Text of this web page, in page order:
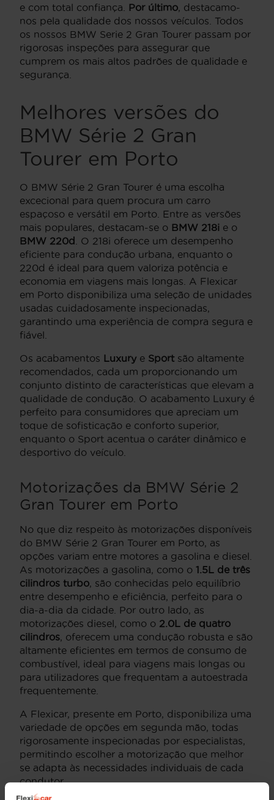
e com total confiança. Por último, destacamo-
nos pela qualidade dos nossos veículos. Todos
os nossos BMW Serie 2 Gran Tourer passam por
rigorosas inspeções para assegurar que
cumprem os mais altos padrões de qualidade e
segurança.
Melhores versões do
BMW Série 2 Gran
Tourer em Porto
O BMW Série 2 Gran Tourer é uma escolha
excecional para quem procura um carro
espaçoso e versátil em Porto. Entre as versões
mais populares, destacam-se o BMW 218i e o
BMW 220d
. O 218i oferece um desempenho
eficiente para condução urbana, enquanto o
220d é ideal para quem valoriza potência e
economia em viagens mais longas. A Flexicar
em Porto disponibiliza uma seleção de unidades
usadas cuidadosamente inspecionadas,
garantindo uma experiência de compra segura e
fiável.
Os acabamentos Luxury e Sport são altamente
recomendados, cada um proporcionando um
conjunto distinto de características que elevam a
qualidade de condução. O acabamento Luxury é
perfeito para consumidores que apreciam um
toque de sofisticação e conforto superior,
enquanto o Sport acentua o caráter dinâmico e
desportivo do veículo.
Motorizações da BMW Série 2
Gran Tourer em Porto
No que diz respeito às motorizações disponíveis
do BMW Série 2 Gran Tourer em Porto, as
opções variam entre motores a gasolina e diesel.
As motorizações a gasolina, como o 1.5L de três
cilindros turbo, são conhecidas pelo equilíbrio
entre desempenho e eficiência, perfeito para o
dia-a-dia da cidade. Por outro lado, as
motorizações diesel, como o 2.0L de quatro
cilindros, oferecem uma condução robusta e são
altamente eficientes em termos de consumo de
combustível, ideal para viagens mais longas ou
para utilizadores que frequentam a autoestrada
frequentemente.
A Flexicar, presente em Porto, disponibiliza uma
variedade de opções em segunda mão, todas
rigorosamente inspecionadas por especialistas,
permitindo escolher a motorização que melhor
se adapta às necessidades individuais de cada
condutor.